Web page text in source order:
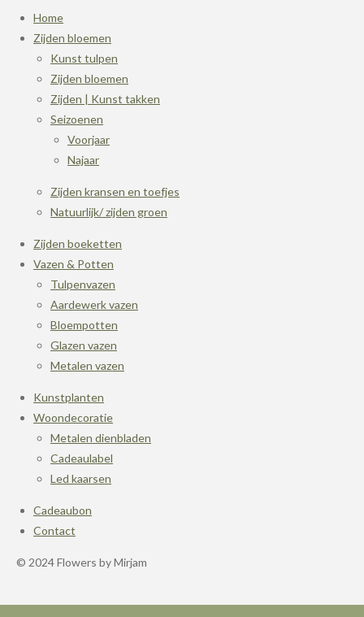
Home
Zijden bloemen
Kunst tulpen
Zijden bloemen
Zijden | Kunst takken
Seizoenen
Voorjaar
Najaar
Zijden kransen en toefjes
Natuurlijk/ zijden groen
Zijden boeketten
Vazen & Potten
Tulpenvazen
Aardewerk vazen
Bloempotten
Glazen vazen
Metalen vazen
Kunstplanten
Woondecoratie
Metalen dienbladen
Cadeaulabel
Led kaarsen
Cadeaubon
Contact
© 2024 Flowers by Mirjam